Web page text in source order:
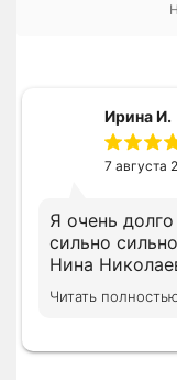
Ирина И.
7 августа
Я очень
сильно
Нина
профессионал
грамотный
после
Читать